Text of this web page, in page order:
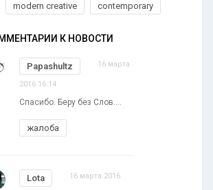
modern creative contemporary
К НОВОСТИ
Papashultz 16 марта
2016 16:14
Спасибо. Беру без Слов....
жалоба
Lota 16 марта 2016